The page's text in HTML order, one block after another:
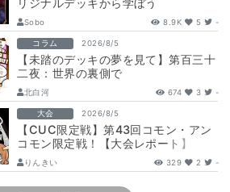
リジナルデッキから学ぼう
【DuelMastersMemory5日目】
Sobo 8.9K 5 -
コラム 2026/8/5
【未踏のデッキの夢を見て】第百三十
二夜：世界の裏側で
北白河 674 3 -
大会 2026/8/5
【CUC限定戦】第43回コモン・アン
コモン限定戦！【大会レポート】
りんきい 329 2 -